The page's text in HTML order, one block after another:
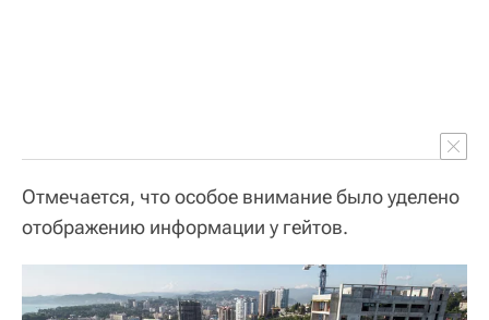
Отмечается, что особое внимание было уделено
отображению информации у гейтов.